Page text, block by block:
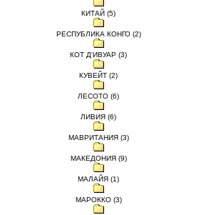
КИТАЙ (5)
РЕСПУБЛИКА КОНГО (2)
КОТ Д'ИВУАР (3)
КУВЕЙТ (2)
ЛЕСОТО (6)
ЛИВИЯ (6)
МАВРИТАНИЯ (3)
МАКЕДОНИЯ (9)
МАЛАЙЯ (1)
МАРОККО (3)